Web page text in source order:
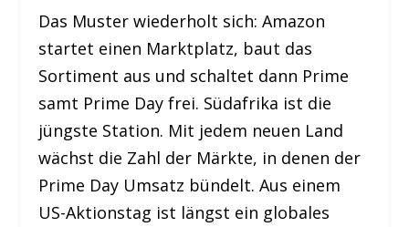
Das Muster wiederholt sich: Amazon
startet einen Marktplatz, baut das
Sortiment aus und schaltet dann Prime
samt Prime Day frei. Südafrika ist die
jüngste Station. Mit jedem neuen Land
wächst die Zahl der Märkte, in denen der
Prime Day Umsatz bündelt. Aus einem
US-Aktionstag ist längst ein globales